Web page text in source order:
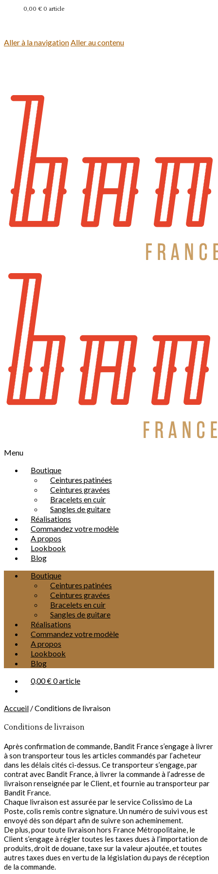
0,00 € 0 article
Aller à la navigationAller au contenu
Menu
Boutique
Ceintures patinées
Ceintures gravées
Bracelets en cuir
Sangles de guitare
Réalisations
Commandez votre modèle
A propos
Lookbook
Blog
Boutique
Ceintures patinées
Ceintures gravées
Bracelets en cuir
Sangles de guitare
Réalisations
Commandez votre modèle
A propos
Lookbook
Blog
0,00 €0 article
Accueil /Conditions de livraison
Conditions de livraison
Conditions de livraison
Après confirmation de commande, Bandit France s’engage à livrer
à son transporteur tous les articles commandés par l’acheteur
dans les délais cités ci-dessus. Ce transporteur s’engage, par
contrat avec Bandit France, à livrer la commande à l’adresse de
livraison renseignée par le Client, et fournie au transporteur par
Bandit France.
Chaque livraison est assurée par le service Colissimo de La
Poste, colis remis contre signature. Un numéro de suivi vous est
envoyé dès son départ afin de suivre son acheminement.
De plus, pour toute livraison hors France Métropolitaine, le
Client s’engage à régler toutes les taxes dues à l’importation de
produits, droit de douane, taxe sur la valeur ajoutée, et toutes
autres taxes dues en vertu de la législation du pays de réception
de la commande.